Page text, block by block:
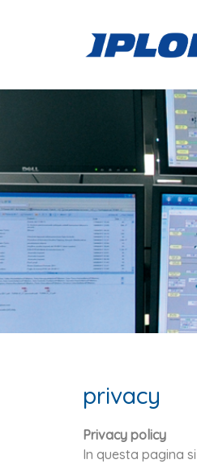
privacy
Privacy policy
In questa pagina